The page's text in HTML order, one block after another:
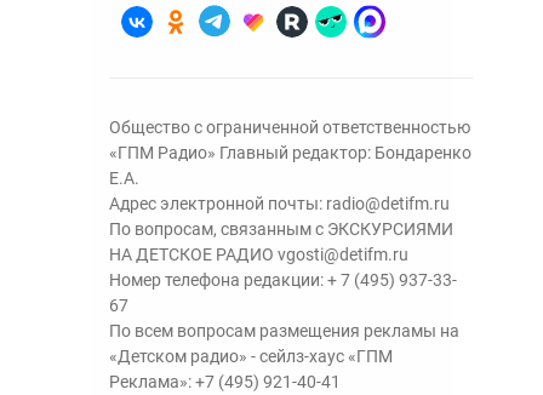
Общество с ограниченной ответственностью
«ГПМ Радио» Главный редактор: Бондаренко
Е.А.
Адрес электронной почты: radio@detifm.ru
По вопросам, связанным с ЭКСКУРСИЯМИ
НА ДЕТСКОЕ РАДИО vgosti@detifm.ru
Номер телефона редакции:+ 7 (495) 937-33-
67
По всем вопросам размещения рекламы на
«Детском радио» - сейлз-хаус «ГПМ
Реклама»:+7 (495) 921-40-41